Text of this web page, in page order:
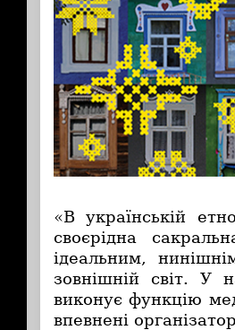
«В українській
своєрідна
ідеальним,
зовнішній світ. У
виконує функцію
впевнені